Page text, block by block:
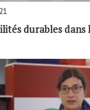
durables